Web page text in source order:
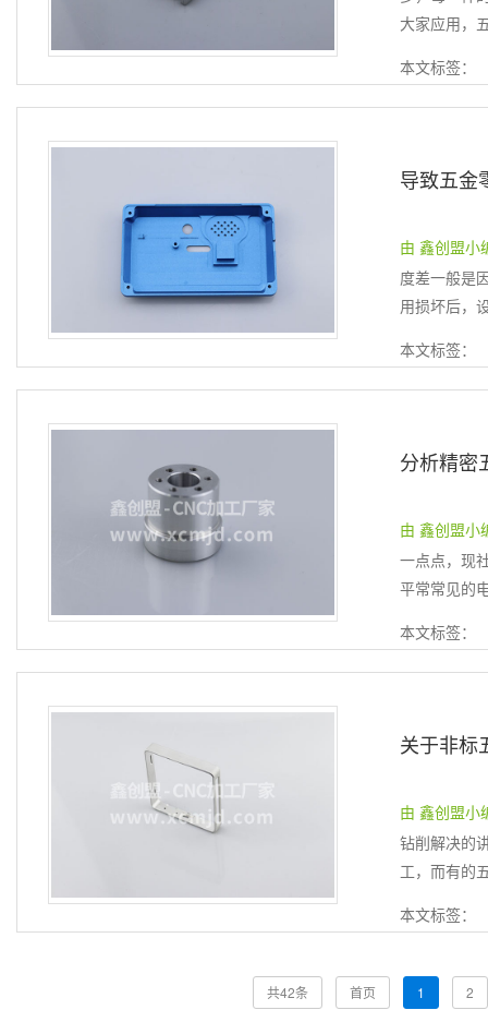
大家应用，
本文标签：
由 鑫创盟小
度差一般是
用损坏后，
本文标签：
由 鑫创盟小
一点点，现
平常常见的
本文标签：
由 鑫创盟小
钻削解决的
工，而有的
本文标签：
共42条 首页 1 2